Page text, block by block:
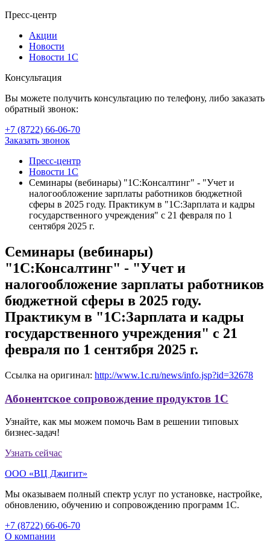
Пресс-центр
Акции
Новости
Новости 1С
Консультация
Вы можете получить консультацию по телефону, либо заказать
обратный звонок:
+7 (8722) 66-06-70
Заказать звонок
Пресс-центр
Новости 1С
Семинары (вебинары) "1С:Консалтинг" - "Учет и
налогообложение зарплаты работников бюджетной
сферы в 2025 году. Практикум в "1С:Зарплата и кадры
государственного учреждения" с 21 февраля по 1
сентября 2025 г.
Семинары (вебинары)
"1С:Консалтинг" - "Учет и
налогообложение зарплаты работников
бюджетной сферы в 2025 году.
Практикум в "1С:Зарплата и кадры
государственного учреждения" с 21
февраля по 1 сентября 2025 г.
Ссылка на оригинал: http://www.1c.ru/news/info.jsp?id=32678
Абонентское сопровождение продуктов 1C
Узнайте, как мы можем помочь Вам в решении типовых
бизнес-задач!
Узнать сейчас
ООО «ВЦ Джигит»
Мы оказываем полный спектр услуг по установке, настройке,
обновлению, обучению и сопровождению программ 1С.
+7 (8722) 66-06-70
О компании